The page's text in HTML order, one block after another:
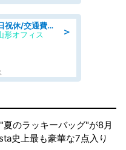
＞
食品工場での出荷事務/土日祝休/交通費支給
形オフィス
のラッキーバッグ"が8月
史上最も豪華な7点入り